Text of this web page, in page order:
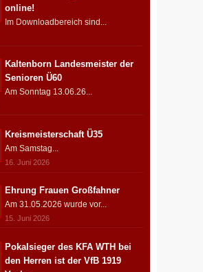
online!
Im Downloadbereich sind...
Kaltenborn Landesmeister der
Senioren Ü60
Am Sonntag 13.06.26...
Kreismeisterschaft Ü35
Am Samstag...
16. Juni 2026
Ehrung Frauen Großfahner
Am 31.05.2026 wurde vor...
15. Juni 2026
Pokalsieger des KFA WTH bei
den Herren ist der VfB 1919